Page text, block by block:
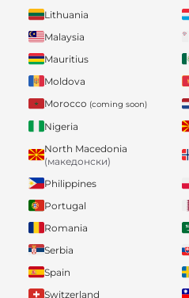
Lithuania
Malaysia
Mauritius
Moldova
Morocco (coming soon)
Nigeria
North Macedonia
(македонски)
Philippines
Portugal
Romania
Serbia
Spain
Switzerland